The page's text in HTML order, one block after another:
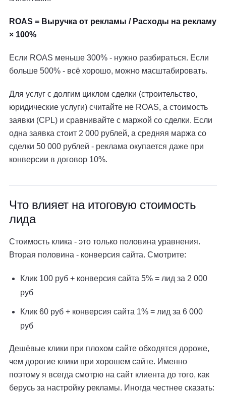
ROAS = Выручка от рекламы / Расходы на рекламу
× 100%
Если ROAS меньше 300% - нужно разбираться. Если
больше 500% - всё хорошо, можно масштабировать.
Для услуг с долгим циклом сделки (строительство,
юридические услуги) считайте не ROAS, а стоимость
заявки (CPL) и сравнивайте с маржой со сделки. Если
одна заявка стоит 2 000 рублей, а средняя маржа со
сделки 50 000 рублей - реклама окупается даже при
конверсии в договор 10%.
Что влияет на итоговую стоимость
лида
Стоимость клика - это только половина уравнения.
Вторая половина - конверсия сайта. Смотрите:
Клик 100 руб + конверсия сайта 5% = лид за 2 000
руб
Клик 60 руб + конверсия сайта 1% = лид за 6 000
руб
Дешёвые клики при плохом сайте обходятся дороже,
чем дорогие клики при хорошем сайте. Именно
поэтому я всегда смотрю на сайт клиента до того, как
берусь за настройку рекламы. Иногда честнее сказать: